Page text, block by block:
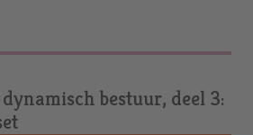
bestuur, deel 3: